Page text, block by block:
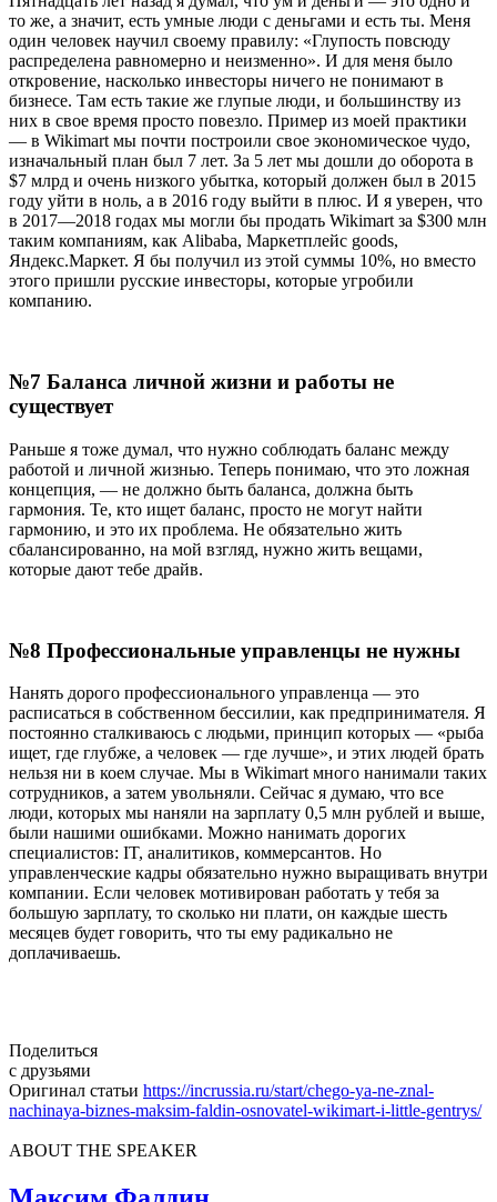
то же, а значит, есть умные люди с деньгами и есть ты. Меня
один человек научил своему правилу: «Глупость повсюду
распределена равномерно и неизменно». И для меня было
откровение, насколько инвесторы ничего не понимают в
бизнесе. Там есть такие же глупые люди, и большинству из
них в свое время просто повезло. Пример из моей практики
— в Wikimart мы почти построили свое экономическое чудо,
изначальный план был 7 лет. За 5 лет мы дошли до оборота в
$7 млрд и очень низкого убытка, который должен был в 2015
году уйти в ноль, а в 2016 году выйти в плюс. И я уверен, что
в 2017—2018 годах мы могли бы продать Wikimart за $300 млн
таким компаниям, как Alibaba, Маркетплейс goods,
Яндекс.Маркет. Я бы получил из этой суммы 10%, но вместо
этого пришли русские инвесторы, которые угробили
компанию.
№7 Баланса личной жизни и работы не
существует
Раньше я тоже думал, что нужно соблюдать баланс между
работой и личной жизнью. Теперь понимаю, что это ложная
концепция, — не должно быть баланса, должна быть
гармония. Те, кто ищет баланс, просто не могут найти
гармонию, и это их проблема. Не обязательно жить
сбалансированно, на мой взгляд, нужно жить вещами,
которые дают тебе драйв.
№8 Профессиональные управленцы не нужны
Нанять дорого профессионального управленца — это
расписаться в собственном бессилии, как предпринимателя. Я
постоянно сталкиваюсь с людьми, принцип которых — «рыба
ищет, где глубже, а человек — где лучше», и этих людей брать
нельзя ни в коем случае. Мы в Wikimart много нанимали таких
сотрудников, а затем увольняли. Сейчас я думаю, что все
люди, которых мы наняли на зарплату 0,5 млн рублей и выше,
были нашими ошибками. Можно нанимать дорогих
специалистов: IT, аналитиков, коммерсантов. Но
управленческие кадры обязательно нужно выращивать внутри
компании. Если человек мотивирован работать у тебя за
большую зарплату, то сколько ни плати, он каждые шесть
месяцев будет говорить, что ты ему радикально не
доплачиваешь.
Поделиться
с друзьями
Оригинал статьи https://incrussia.ru/start/chego-ya-ne-znal-
nachinaya-biznes-maksim-faldin-osnovatel-wikimart-i-little-gentrys/
ABOUT THE SPEAKER